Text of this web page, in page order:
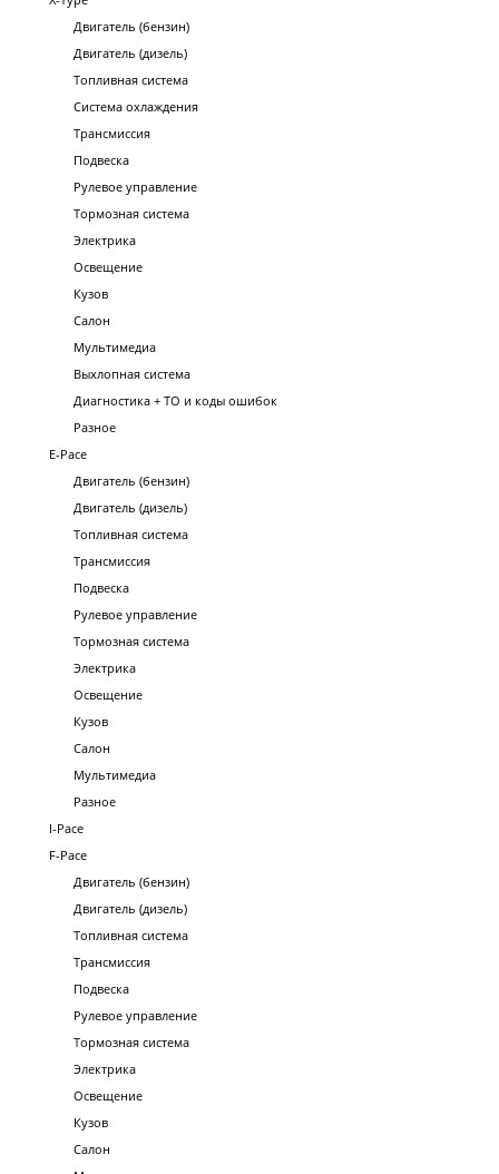
Двигатель (бензин)
Двигатель (дизель)
Топливная система
Система охлаждения
Трансмиссия
Подвеска
Рулевое управление
Тормозная система
Электрика
Освещение
Кузов
Салон
Мультимедиа
Выхлопная система
Диагностика + ТО и коды ошибок
Разное
E-Pace
Двигатель (бензин)
Двигатель (дизель)
Топливная система
Трансмиссия
Подвеска
Рулевое управление
Тормозная система
Электрика
Освещение
Кузов
Салон
Мультимедиа
Разное
I-Pace
F-Pace
Двигатель (бензин)
Двигатель (дизель)
Топливная система
Трансмиссия
Подвеска
Рулевое управление
Тормозная система
Электрика
Освещение
Кузов
Салон